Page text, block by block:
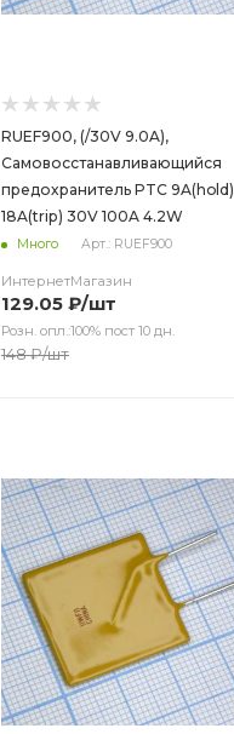
RUEF900, (/30V 9.0A),
Самовосстанавливающийся
предохранитель PTC 9A(hold)
18A(trip) 30V 100A 4.2W
Много Арт.: RUEF900
ИнтернетМагазин
129.05 ₽/шт
Розн. опл.:100% пост 10 дн.
148₽/шт